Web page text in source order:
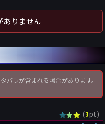
ありません
レが含まれる場合があります。
(3pt)